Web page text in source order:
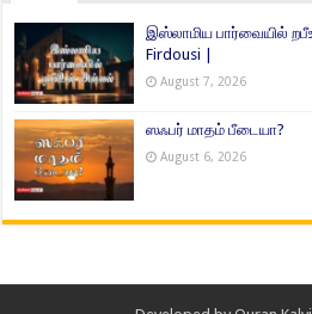
இஸ்லாமிய பார்வையில்
Firdousi |
August 7, 2026
ஸஃபர் மாதம் பீடையா?
August 6, 2026